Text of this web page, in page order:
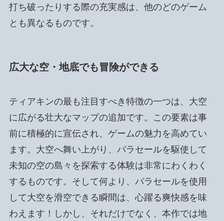
打ち破ったりする際の充実感は、他のどのゲーム
とも異なるものです。
広大な空・地底でも冒険ができる
ティアキンの最も注目すべき特徴の一つは、大空
に広がる壮大なマップの追加です。この要素は事
前に積極的に宣伝され、ゲームの魅力を高めてい
ます。大空へ舞い上がり、パラセールを駆使して
未知の空の島々を探索する体験は非常にわくわく
するものです。そして何より、パラセールを使用
して大空を滑空できる瞬間は、心躍る爽快感を味
わえます！しかし、それだけでなく、本作では地